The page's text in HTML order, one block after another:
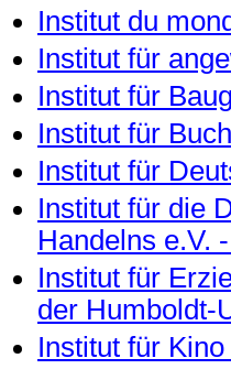
Institut du
Institut für
Institut für
Institut für
Institut für
Institut für die
Handelns e.V.
Institut für
der Humboldt-
Institut für